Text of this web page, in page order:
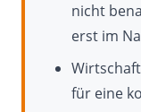
nicht
erst im
für eine